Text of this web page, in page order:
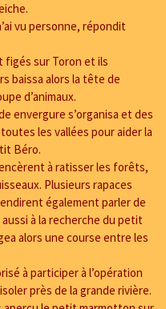
vu personne, répondit
figés sur Toron et ils
baissa alors la tête de
d’animaux.
envergure s’organisa et des
les vallées pour aider la
Béro.
à ratisser les forêts,
Plusieurs rapaces
également parler de
à la recherche du petit
alors une course entre les
à participer à l’opération
près de la grande rivière.